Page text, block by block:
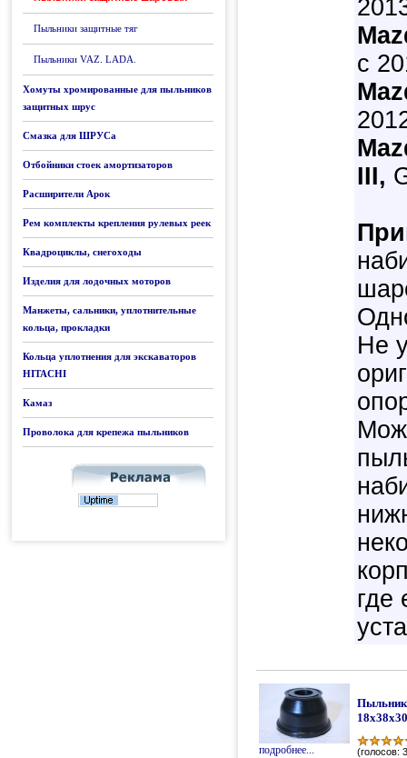
Пыльники защитные тяг
Пыльники VAZ. LADA.
Хомуты хромированные для пыльников
защитных шрус
Смазка для ШРУСа
Отбойники стоек амортизаторов
Расширители Арок
Рем комплекты крепления рулевых реек
Квадроциклы, снегоходы
Изделия для лодочных моторов
Манжеты, сальники, уплотнительные
кольца, прокладки
Кольца уплотнения для экскаваторов
HITACHI
Камаз
Проволока для крепежа пыльников
с
III,
Не
где
подробнее...
18х38х30
(голосов: